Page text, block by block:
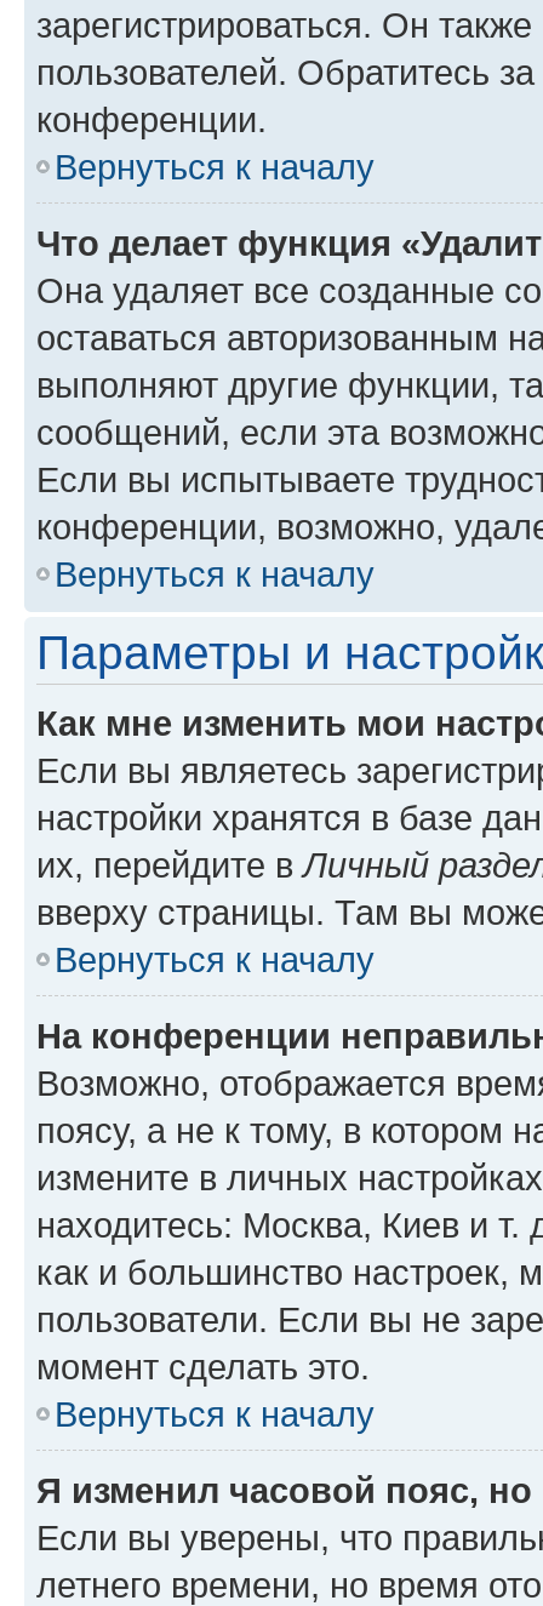
зарегистрироваться. Он
пользователей. Обратитесь
конференции.
Вернуться к началу
Что делает функция
Она удаляет все созданные
оставаться авторизованным
выполняют другие функции,
сообщений, если эта
Если вы испытываете
конференции, возможно,
Вернуться к началу
Параметры и
Как мне изменить мои
Если вы являетесь
настройки хранятся в базе
их, перейдите вЛичный
вверху страницы. Там вы
Вернуться к началу
На конференции
Возможно, отображается
поясу, а не к тому, в котором
измените в личных
находитесь: Москва, Киев и т.
как и большинство настроек,
пользователи. Если вы не
момент сделать это.
Вернуться к началу
Я изменил часовой пояс,
Если вы уверены, что
летнего времени, но время